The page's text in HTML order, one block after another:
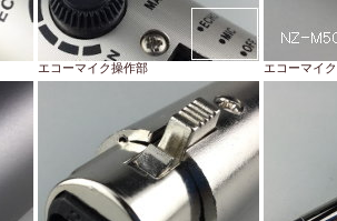
エコーマイク操作部 エコーマイ